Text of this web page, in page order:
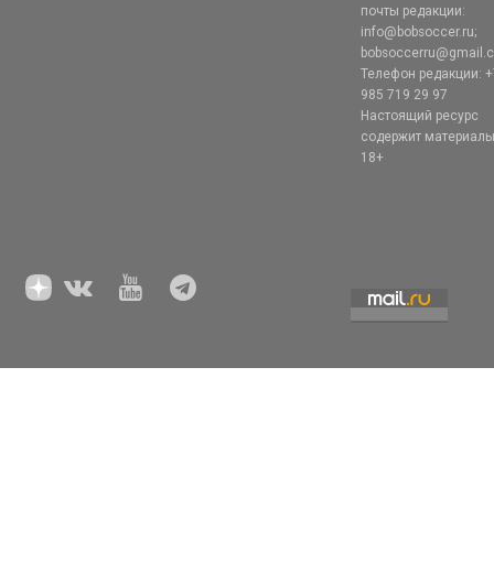
почты редакции:
info@bobsoccer.ru;
Телефон редакции:
985 719 29 97
Настоящий ресурс
содержит
18+